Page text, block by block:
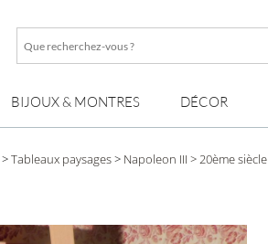
Que
?
BIJOUX & MONTRES DÉCOR
>Tableaux paysages> Napoleon III > 20ème siècle